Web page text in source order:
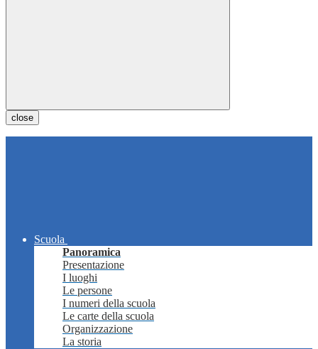
close
Scuola
Panoramica
Presentazione
I luoghi
Le persone
I numeri della scuola
Le carte della scuola
Organizzazione
La storia